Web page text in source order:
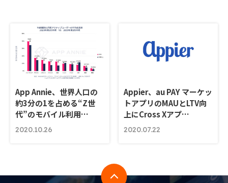
App Annie、世界人口の
約3分の1を占める“Z世
代”のモバイル利用…
2020.10.26
Appier、au PAY マーケッ
トアプリのMAUとLTV向
上にCross Xアプ…
2020.07.22